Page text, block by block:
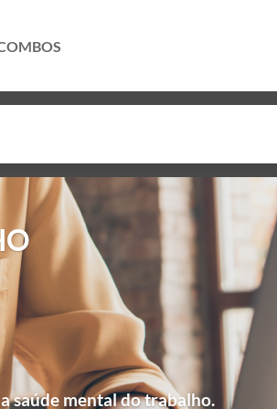
saúde mental do trabalho.